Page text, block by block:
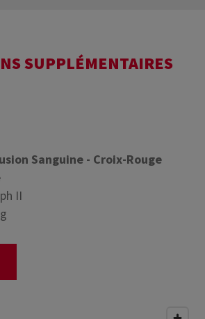
SUPPLÉMENTAIRES
Sanguine - Croix-Rouge
II